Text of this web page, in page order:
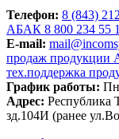
Телефон: 8 (843)
АБАК 8 800 234 55
E-mail:
продаж продукции
тех.поддержка
График работы:
Адрес: Республика
зд.104И (ранее